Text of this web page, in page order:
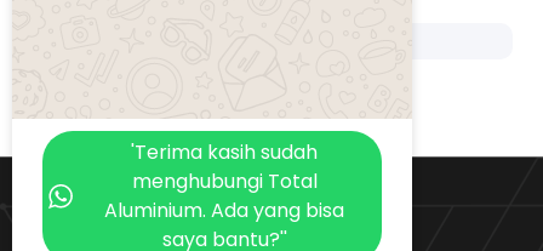
'Terima kasih sudah
menghubungi Total
Aluminium. Ada yang bisa
saya bantu?''